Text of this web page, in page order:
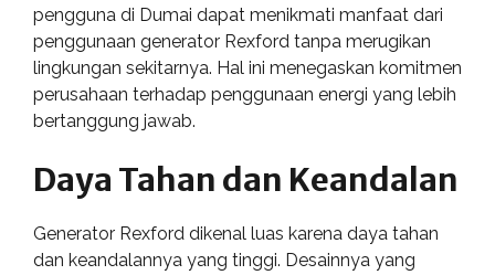
pengguna di Dumai dapat menikmati manfaat dari
penggunaan generator Rexford tanpa merugikan
lingkungan sekitarnya. Hal ini menegaskan komitmen
perusahaan terhadap penggunaan energi yang lebih
bertanggung jawab.
Daya Tahan dan Keandalan
Generator Rexford dikenal luas karena daya tahan
dan keandalannya yang tinggi. Desainnya yang